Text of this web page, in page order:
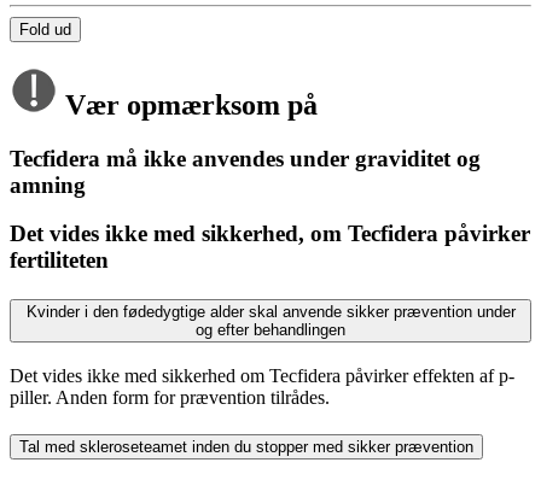
Fold ud
Vær opmærksom på
Tecfidera må ikke anvendes under graviditet og
amning
Det vides ikke med sikkerhed, om Tecfidera påvirker
fertiliteten
Kvinder i den fødedygtige alder skal anvende sikker prævention under
og efter behandlingen
Det vides ikke med sikkerhed om Tecfidera påvirker effekten af p-
piller. Anden form for prævention tilrådes.
Tal med skleroseteamet inden du stopper med sikker prævention